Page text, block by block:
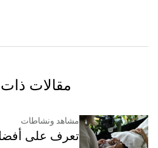
مقالات
مشاهد ونشاطات
تعرف على